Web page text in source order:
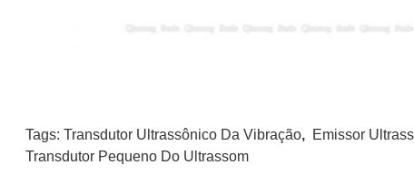
Tags: Transdutor Ultrassônico Da Vibração, Emissor
Transdutor Pequeno Do Ultrassom